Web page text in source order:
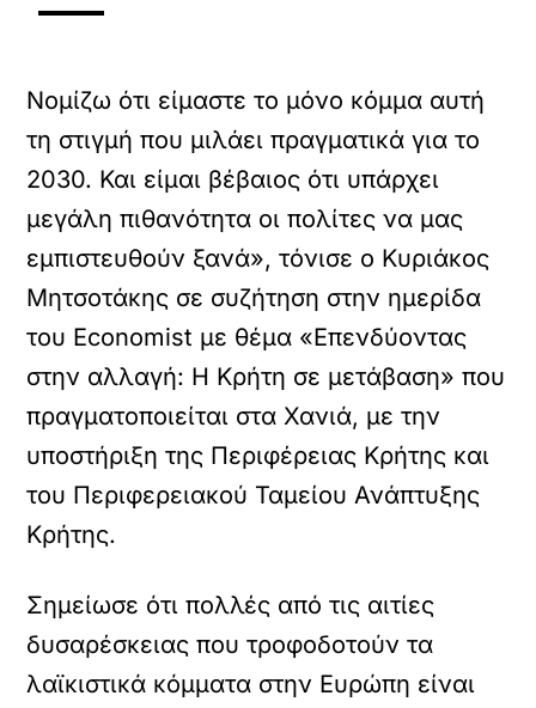
Νομίζω ότι είμαστε το μόνο κόμμα αυτή
τη στιγμή που μιλάει πραγματικά για το
2030. Και είμαι βέβαιος ότι υπάρχει
μεγάλη πιθανότητα οι πολίτες να μας
εμπιστευθούν ξανά», τόνισε ο Κυριάκος
Μητσοτάκης σε συζήτηση στην ημερίδα
του Economist με θέμα «Επενδύοντας
στην αλλαγή: Η Κρήτη σε μετάβαση» που
πραγματοποιείται στα Χανιά, με την
υποστήριξη της Περιφέρειας Κρήτης και
του Περιφερειακού Ταμείου Ανάπτυξης
Κρήτης.
Σημείωσε ότι πολλές από τις αιτίες
δυσαρέσκειας που τροφοδοτούν τα
λαϊκιστικά κόμματα στην Ευρώπη είναι